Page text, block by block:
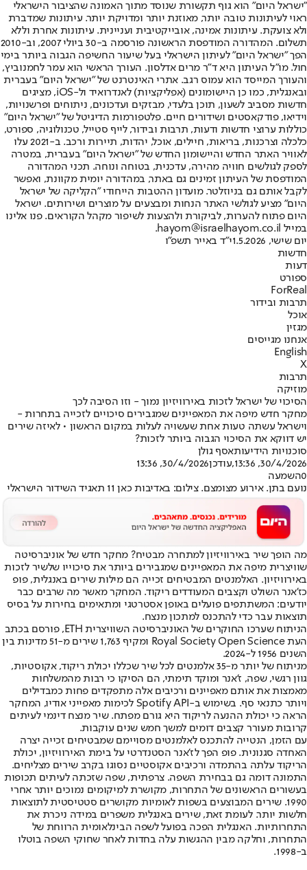
"ישראל היום" הוא גוף תקשורת שנוסד מתוך האמונה שהציבור הישראלי
ראוי לעיתונות טובה יותר, מאוזנת יותר ומדויקת יותר. עיתונות שמדברת
ולא צועקת. עיתונות אמינה, אובייקטיבית ועניינית. עיתונות אחרת וללא
תשלום. המהדורה המודפסת הראשונה פורסמה ב-30 ביולי 2007, וב-2010
הפך "ישראל היום" לעיתון הישראלי בעל שיעור החשיפה הגבוה ביותר בימי
חול. מו"ל העיתון היא ד"ר מרים אדלסון. העורך הראשי הוא עמר לחמנוביץ,
והעורך המייסד הוא עמוס רגב. אתרי האינטרנט של "ישראל היום" בעברית
ובאנגלית, כמו כן היישומונים (אפליקציות) לאנדרואיד ול-iOS, מציגים
חדשות מסביב לשעון, תוכן בלעדי, מבזקים ועדכונים, ניתוחים ופרשנויות,
וידיאו, פודקאסטים ושידורים חיים. פלטפורמות הדיגיטל של "ישראל היום"
כוללות ערוצי חדשות ודעות, תרבות ובידור, לייף סטייל, טכנולוגיה, ספורט,
כלכלה וצרכנות, בריאות, חיילים, אוכל, יהדות, תיירות ורכב. ב-2021 עלו
לאוויר האתר החדש והיישומון החדש של "ישראל היום" בעברית, במטרה
לספק לגולשים חוויה מהירה, עדכנית, בטוחה ונוחה. תכני המהדורה
המודפסת של העיתון זמינים גם באתר, במהדורה יומית מקוונת, ואפשר
לקבל אותם גם בניוזלטר. מועדון ההטבות הייחודי "הקליקה של ישראל
היום" מציע לגולשי האתר הנחות ומבצעים על מוצרים ושירותים. ישראל
היום פתוח להערות, לביקורת ולהצעות לשיפור מקהל הקוראים. פנו אלינו
במייל hayom@israelhayom.co.il.
יום שישי, 1.5.2026
י"ד באייר תשפ"ו
חדשות
דעות
ספורט
ForReal
תרבות ובידור
אוכל
מגזין
אנחנו מגייסים
English
X
תרבות
מוזיקה
הסיכוי של ישראל לזכות באירוויזיון נמוך - וזו הסיבה לכך
מחקר חדש מיפה את המאפיינים שמגבירים סיכויים לזכייה בתחרות -
וישראל עשתה טעות אחת שעשויה לעלות במקום הראשון • לאיזה שירים
יש דווקא את הסיכוי הגבוה ביותר לזכות?
סוכנויות הידיעותאסף גולן
30/4/2026, 13:36
,עודכן30/4/2026, 13:36
0השמעה
נועם בתן. אירוע מצומצם. צילום: באדיבות כאן 11 תאגיד השידור הישראלי
מה הופך שיר באירוויזיון למתחרה מבטיח? מחקר חדש של אוניברסיטה
שוויצרית מיפה את המאפיינים שמגבירים ביותר את סיכוייו שלשיר לזכות
באירוויזיון. האלמנטים המבטיחים זכייה הם מילות שירים באנגלית, פופ
כז'אנר השולט וקצבים המעודדים ריקוד. המחקר מאשר מה שרבים כבר
יודעים: המשתתפים פועלים באופן אסטרטגי ומתאימים בחירות על בסיס
תוצאות עבר כדי להתכנס למתכון מנצח.
הניתוח שערכו החוקרים של האוניברסיטה השוויצרית ETH, פורסם בכתב
העת Royal Society Open Science ומקיף 1,763 שירים מ-51 מדינות בין
השנים 1956 ל-2024.
מניתוח של יותר מ-35 אלמנטים לכל שיר שכללו יכולת ריקוד, אקוסטיות,
גוון רגשי, שפה, ז'אנר ומוקד תימתי, הם הסיקו כי רבות מהמשלחות
מאמצות את אותם מאפיינים ורכיבים אלה מתפקדים פחות כמבדילים
ויותר כתנאי סף. בשימוש ב-Spotify API לכימות מאפייני אודיו, המחקר
הראה כי יכולת ההנעה לריקוד היא גורם מפתח. שיר מנצח דינמי לעיתים
קרובות מעורר קצבים דומים למשך חמש שנים עוקבות.
עם הזמן, הנטייה להתכנס לאלמנטים מסויימם שמבטיחים זכייה יצרה
האחדה סגנונית. פופ הפך לז'אנר הסטנדרטי על בימת האירוויזיון, יכולת
הריקוד עלתה בהתמדה ורכיבים אקוסטיים נסוגו בקרב שירים מצליחים.
התמונה דומה גם בבחירת השפה. צרפתית, שפה שזכתה לעיתים תכופות
בעשורים הראשונים של התחרות, מקושרת למיקומים נמוכים יותר אחרי
1990. שירים המבוצעים בשפות לאומיות מקושרים סטטיסטית לתוצאות
חלשות יותר. לעומת זאת, שירים באנגלית משפרים במידה ניכרת את
התחרותיות. האנגלית הפכה בפועל לשפה הבינלאומית הרווחת של
התחרות, וחלקה מבין ההגשות עלה בחדות לאחר שחוקי השפה בוטלו
ב-1998.